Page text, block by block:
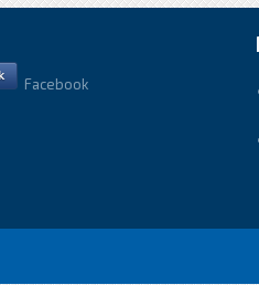
Facebook